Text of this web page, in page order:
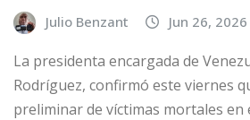
Julio Benzant Jun 26, 2026
La presidenta encargada de
Rodríguez, confirmó este viernes
preliminar de víctimas mortales en